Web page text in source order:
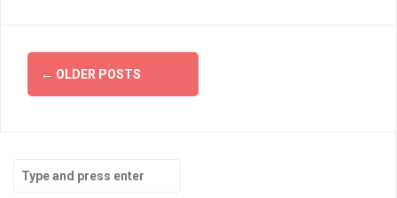
Posts
navigation
← OLDER POSTS
Search
for: